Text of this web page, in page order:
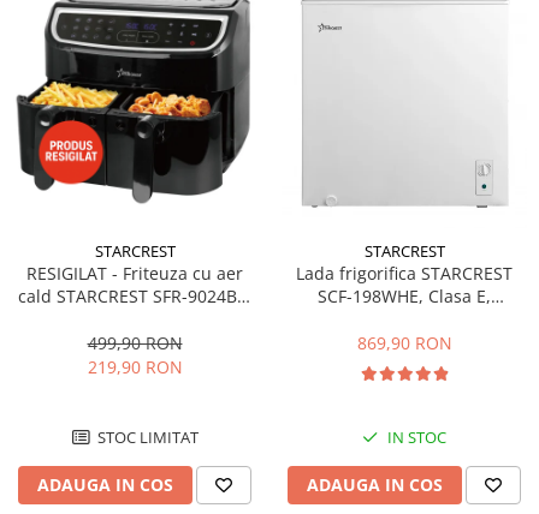
STARCREST
RESIGILAT - Friteuza cu aer
cald STARCREST SFR-9024BK,
Termostat 80 - 200 °C, 12
programe, Negru
499,90 RON
219,90 RON
STOC LIMITAT
ADAUGA IN COS
STARCREST
Lada frigorifica STARCREST
SCF-198WHE, Clasa E,
convertibil - functie frigider,
Termostat reglabil, Alb
869,90 RON
IN STOC
ADAUGA IN COS